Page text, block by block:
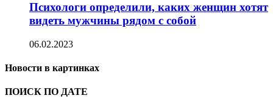
Психологи определили, каких женщин хотят
видеть мужчины рядом с собой
06.02.2023
Новости в картинках
ПОИСК ПО ДАТЕ